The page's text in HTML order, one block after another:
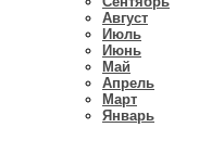
Август
Июль
Июнь
Май
Апрель
Март
Январь